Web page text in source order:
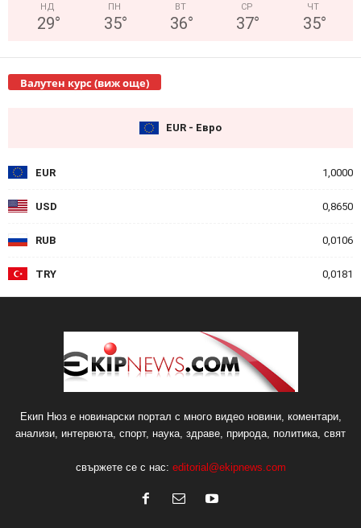
НД
29°
ПН
35°
ВТ
36°
СР
37°
ЧТ
35°
Валутен курс (виж още)
EUR - Евро
EUR 1,0000
USD 0,8650
RUB 0,0106
TRY 0,0181
Екип Нюз е новинарски портал с много видео новини, коментари,
анализи, интервюта, спорт, наука, здраве, природа, политика, свят
свържете се с нас: editorial@ekipnews.com